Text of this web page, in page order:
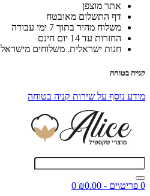
אתר מוצפן
דף התשלום מאובטח
משלוח מהיר בתוך 7 ימי עבודה
החזרות עד 14 יום חינם
חנות ישראלית. משלוחים מישראל
קנייה בטוחה
מידע נוסף על שירות קניה בטוחה
0 פריט\ים - ₪0.00
0